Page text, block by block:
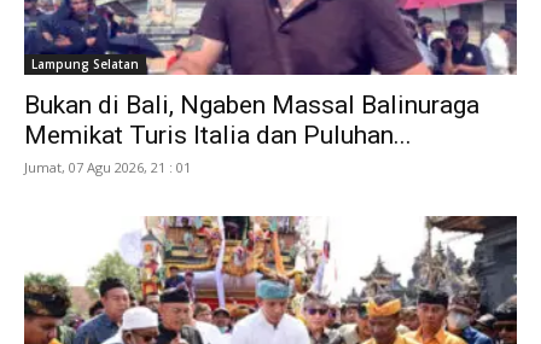
Lampung Selatan
Bukan di Bali, Ngaben Massal Balinuraga
Memikat Turis Italia dan Puluhan...
Jumat, 07 Agu 2026, 21 : 01